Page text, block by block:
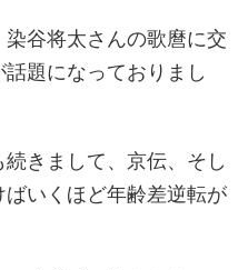
谷将太さんの歌麿に交
題になっておりまし
きまして、京伝、そし
いくほど年齢差逆転が